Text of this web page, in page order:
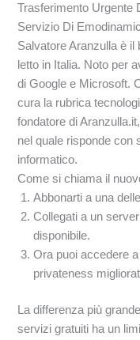
Trasferimento Urgente
Servizio Di
Salvatore Aranzulla è il
letto in Italia. Noto per
di Google e Microsoft.
cura la rubrica
fondatore di
nel quale risponde con
informatico.
Come si chiama il
Abbonarti a una
Collegati a un
disponibile.
Ora puoi accedere
privateness
La differenza più
servizi gratuiti ha un